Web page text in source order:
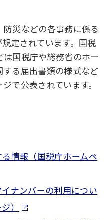
災などの各事務に係る
定されています。国税
国税庁や総務省のホー
る届出書類の様式など
で公表されています。
情報（国税庁ホームペ
ナンバーの利用につい
）